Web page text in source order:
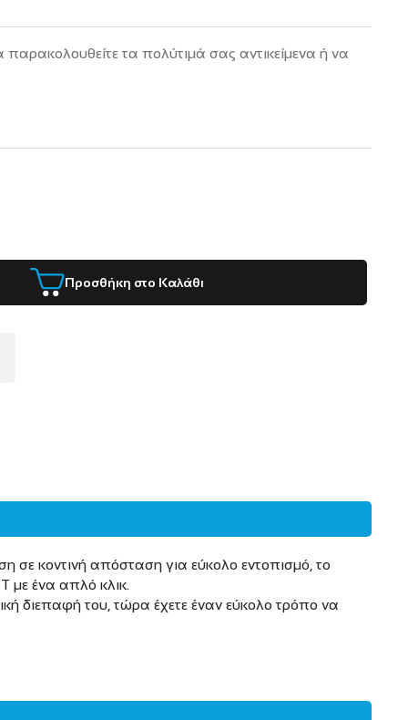
τα πολύτιμά σας αντικείμενα ή να
Προσθήκη στο Καλάθι
σε κοντινή απόσταση για εύκολο εντοπισμό, το
με ένα απλό κλικ.
διεπαφή του, τώρα έχετε έναν εύκολο τρόπο να